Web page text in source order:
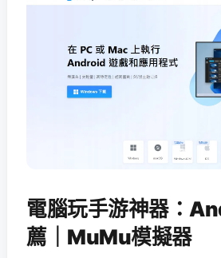
電腦玩手游神器：
薦｜MuMu模擬器